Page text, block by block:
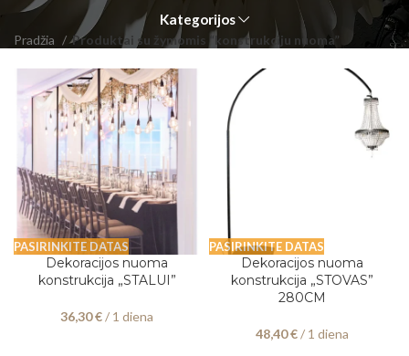
Kategorijos
Pradžia Produktai su žymomis “konstrukciju nuoma”
PASIRINKITE DATAS
Dekoracijos nuoma
konstrukcija „STALUI”
36,30€/ 1 diena
PASIRINKITE DATAS
Dekoracijos nuoma
konstrukcija „STOVAS”
280CM
48,40€/ 1 diena